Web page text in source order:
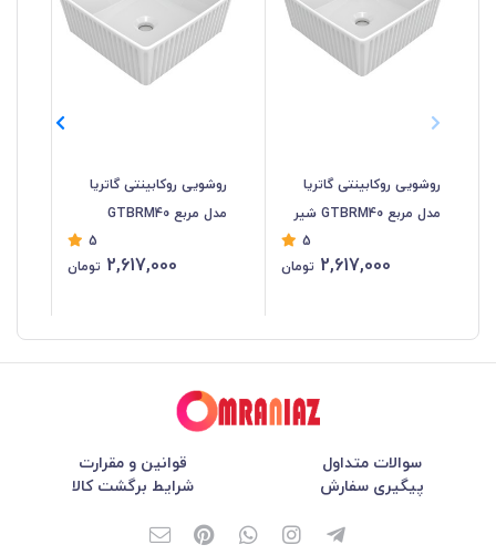
روشویی روکابینتی گاتریا
مدل مربع GTBRM40 شیر
5
2,617,000 تومان
روشویی روکابینتی گاتریا
مدل مربع GTBRM40
5
2,617,000 تومان
سوالات متداول
قوانین و مقرارت
پیگیری سفارش
شرایط برگشت کالا